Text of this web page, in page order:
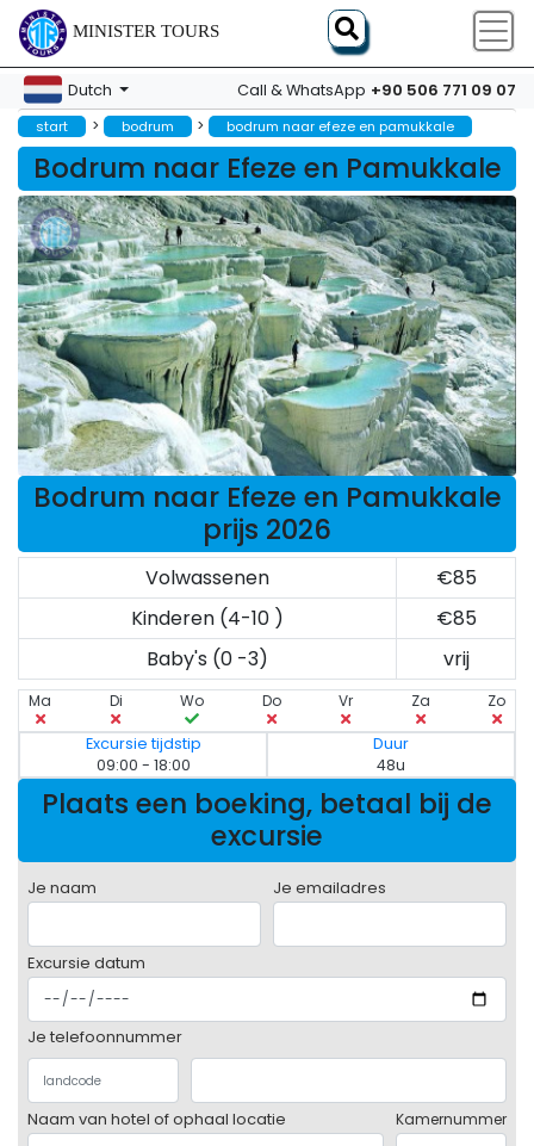
MINISTER TOURS
Dutch Call & WhatsApp +90 506 771 09 07
start > bodrum > bodrum naar efeze en pamukkale
Bodrum naar Efeze en Pamukkale
Bodrum naar Efeze en Pamukkale
prijs 2026
Volwassenen
€85
Kinderen (4-10 )
€85
Baby's (0 -3)
vrij
Ma Di Wo Do Vr Za Zo
Excursie tijdstip
09:00 - 18:00
Duur
48u
Plaats een boeking, betaal bij de
excursie
Je naam Je emailadres
Excursie datum
Je telefoonnummer
Naam van hotel of ophaal locatie Kamernummer